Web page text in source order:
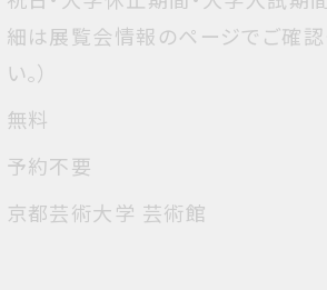
細は展覧会情報のページでご確認
い。）
無料
予約不要
京都芸術大学 芸術館